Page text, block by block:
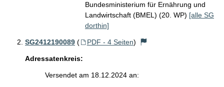
Bundesministerium für Ernährung und
Landwirtschaft (BMEL) (20. WP) [alle SG
dorthin]
SG2412190089 ( PDF - 4 Seiten)
Adressatenkreis:
Versendet am 18.12.2024 an: